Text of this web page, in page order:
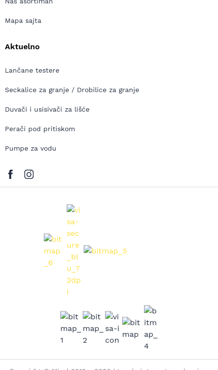
Mapa sajta
Aktuelno
Lančane testere
Seckalice za granje / Drobilice za granje
Duvači i usisivači za lišće
Perači pod pritiskom
Pumpe za vodu